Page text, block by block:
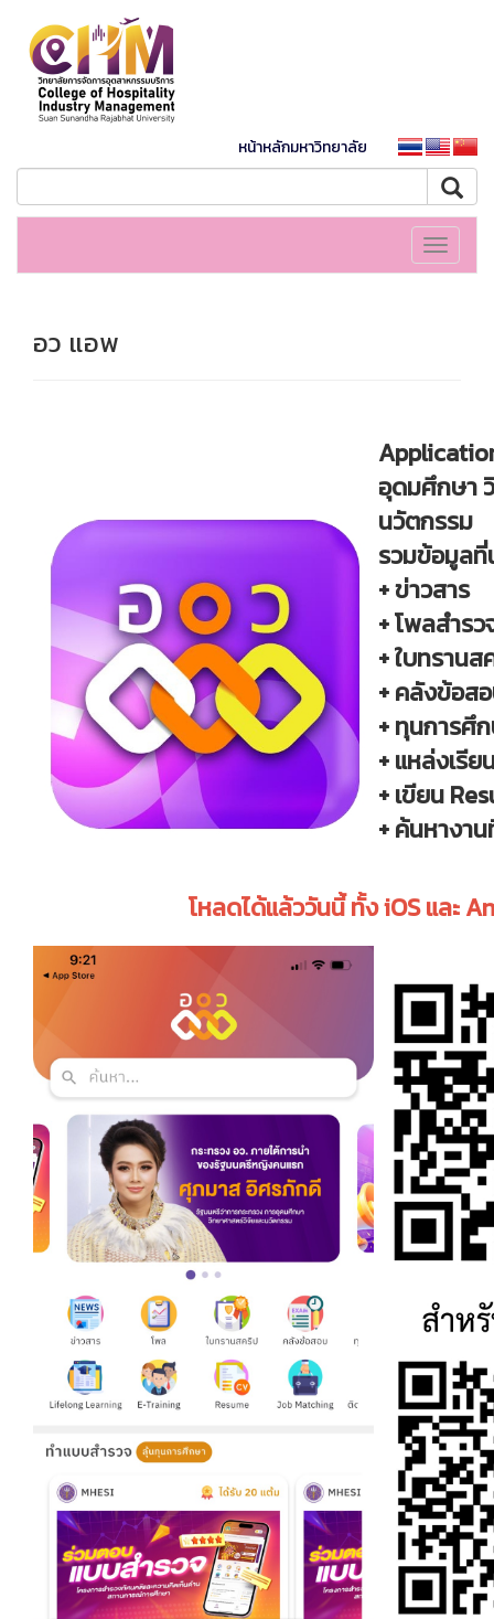
หน้าหลักมหาวิทยาลัย
Toggle
อว แอพ
อุดมศึกษา
นวัตกรรม
รวมข้อมูลที่
+ ข่าวสาร
+ โพลสำร
+ ใบทราน
+ คลังข้อส
+ ทุนการศึ
+ แหล่งเรีย
+ เขียน
+ ค้นหางาน
โหลดได้แล้ววันนี้ ทั้ง iOS และ